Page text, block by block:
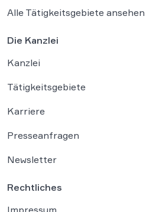
Alle Tätigkeitsgebiete ansehen
Die Kanzlei
Kanzlei
Tätigkeitsgebiete
Karriere
Presseanfragen
Newsletter
Rechtliches
Impressum